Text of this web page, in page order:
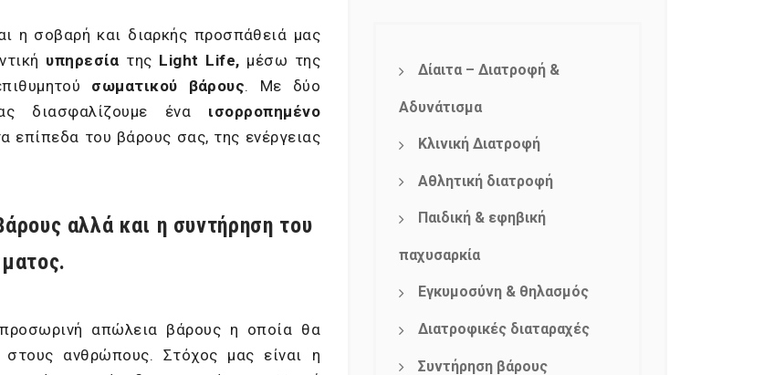
η σοβαρή και διαρκής προσπάθειά μας
υπηρεσία της Light Life, μέσω της
σωματικού βάρους. Με δύο
διασφαλίζουμε ένα ισορροπημένο
επίπεδα του βάρους σας, της ενέργειας
αλλά και η συντήρηση του
απώλεια βάρους η οποία θα
στους ανθρώπους. Στόχος μας είναι η
Δίαιτα – Διατροφή &
Αδυνάτισμα
Κλινική Διατροφή
Αθλητική διατροφή
Παιδική & εφηβική
παχυσαρκία
Εγκυμοσύνη & θηλασμός
Διατροφικές διαταραχές
Συντήρηση βάρους